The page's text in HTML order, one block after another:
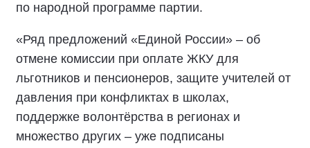
по народной программе партии.
«Ряд предложений «Единой России» – об
отмене комиссии при оплате ЖКУ для
льготников и пенсионеров, защите учителей от
давления при конфликтах в школах,
поддержке волонтёрства в регионах и
множество других – уже подписаны